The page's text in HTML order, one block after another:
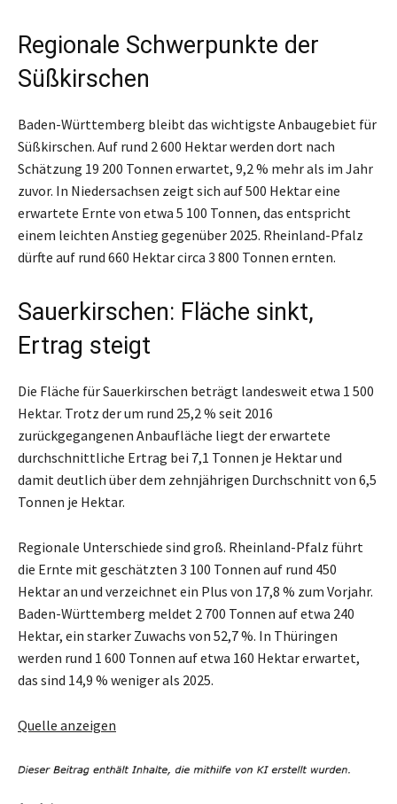
Regionale Schwerpunkte der
Süßkirschen
Baden-Württemberg bleibt das wichtigste Anbaugebiet für
Süßkirschen. Auf rund 2 600 Hektar werden dort nach
Schätzung 19 200 Tonnen erwartet, 9,2 % mehr als im Jahr
zuvor. In Niedersachsen zeigt sich auf 500 Hektar eine
erwartete Ernte von etwa 5 100 Tonnen, das entspricht
einem leichten Anstieg gegenüber 2025. Rheinland-Pfalz
dürfte auf rund 660 Hektar circa 3 800 Tonnen ernten.
Sauerkirschen: Fläche sinkt,
Ertrag steigt
Die Fläche für Sauerkirschen beträgt landesweit etwa 1 500
Hektar. Trotz der um rund 25,2 % seit 2016
zurückgegangenen Anbaufläche liegt der erwartete
durchschnittliche Ertrag bei 7,1 Tonnen je Hektar und
damit deutlich über dem zehnjährigen Durchschnitt von 6,5
Tonnen je Hektar.
Regionale Unterschiede sind groß. Rheinland-Pfalz führt
die Ernte mit geschätzten 3 100 Tonnen auf rund 450
Hektar an und verzeichnet ein Plus von 17,8 % zum Vorjahr.
Baden-Württemberg meldet 2 700 Tonnen auf etwa 240
Hektar, ein starker Zuwachs von 52,7 %. In Thüringen
werden rund 1 600 Tonnen auf etwa 160 Hektar erwartet,
das sind 14,9 % weniger als 2025.
Quelle anzeigen